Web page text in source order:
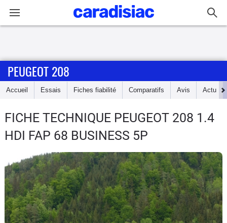
Accueil
Essais
d'achat
Electriques
Utilitaires
PEUGEOT 208
Accueil Essais Fiches fiabilité Comparatifs Avis Actu
FICHE TECHNIQUE PEUGEOT 208 1.4
HDI FAP 68 BUSINESS 5P